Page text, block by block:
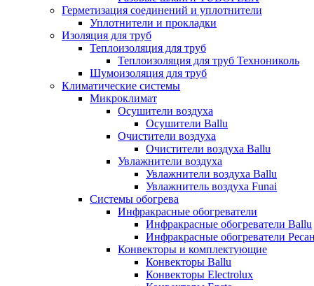
Герметизация соединений и уплотнители
Уплотнители и прокладки
Изоляция для труб
Теплоизоляция для труб
Теплоизоляция для труб Технониколь
Шумоизоляция для труб
Климатические системы
Микроклимат
Осушители воздуха
Осушители Ballu
Очистители воздуха
Очистители воздуха Ballu
Увлажнители воздуха
Увлажнители воздуха Ballu
Увлажнитель воздуха Funai
Системы обогрева
Инфракрасные обогреватели
Инфракрасные обогреватели Ballu
Инфракрасные обогреватели
Конвекторы и комплектующие
Конвекторы Ballu
Конвекторы Electrolux